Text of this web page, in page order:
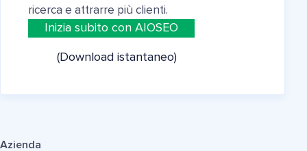
ricerca e attrarre più clienti.
Inizia subito con AIOSEO
(Download istantaneo)
Azienda